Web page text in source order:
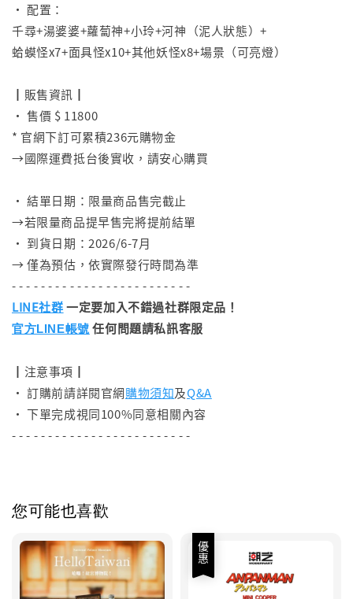
• 配置：
千尋+湯婆婆+蘿蔔神+小玲+河神（泥人狀態）+
蛤蟆怪x7+面具怪x10+其他妖怪x8+場景（可亮燈）
┃販售資訊┃
• 售價 $ 11800
* 官網下訂可累積236元購物金
→國際運費抵台後實收，請安心購買
• 結單日期：限量商品售完截止
→若限量商品提早售完將提前結單
• 到貨日期：2026/6-7月
→ 僅為預估，依實際發行時間為準
- - - - - - - - - - - - - - - - - - - - - - - - -
LINE社群一定要加入不錯過社群限定品！
官方LINE帳號 任何問題請私訊客服
┃注意事項┃
• 訂購前請詳閱官網購物須知及Q&A
• 下單完成視同100%同意相關內容
- - - - - - - - - - - - - - - - - - - - - - - - -
您可能也喜歡
優惠